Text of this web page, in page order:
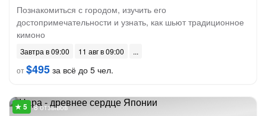
Познакомиться с городом, изучить его
достопримечательности и узнать, как шьют традиционное
кимоно
Завтра в 09:00
11 авг в 09:00
от$495 за всё до 5 чел.
8 отзывов